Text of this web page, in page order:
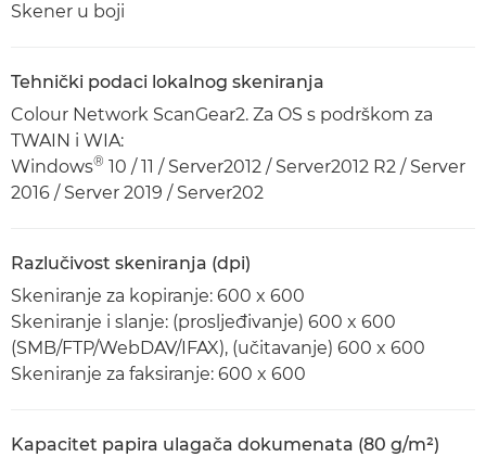
Skener u boji
Tehnički podaci lokalnog skeniranja
Colour Network ScanGear2. Za OS s podrškom za
TWAIN i WIA:
Windows® 10 / 11 / Server2012 / Server2012 R2 / Server
2016 / Server 2019 / Server202
Razlučivost skeniranja (dpi)
Skeniranje za kopiranje: 600 x 600
Skeniranje i slanje: (prosljeđivanje) 600 x 600
(SMB/FTP/WebDAV/IFAX), (učitavanje) 600 x 600
Skeniranje za faksiranje: 600 x 600
Kapacitet papira ulagača dokumenata (80 g/m²)